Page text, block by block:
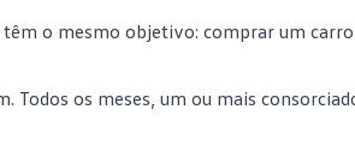
o mesmo objetivo: comprar um carro
. Todos os meses, um ou mais